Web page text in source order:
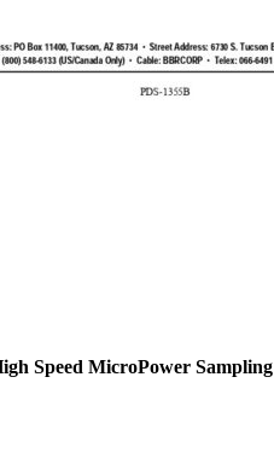
Speed MicroPower Sampling